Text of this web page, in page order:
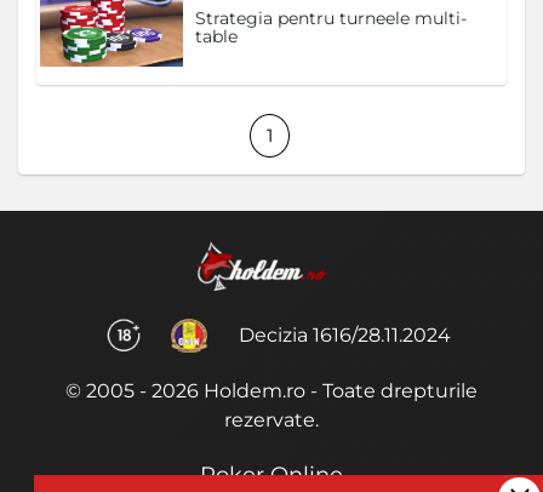
Strategia pentru turneele multi-
table
1
Decizia 1616/28.11.2024
© 2005 - 2026 Holdem.ro - Toate drepturile
rezervate.
Poker Online